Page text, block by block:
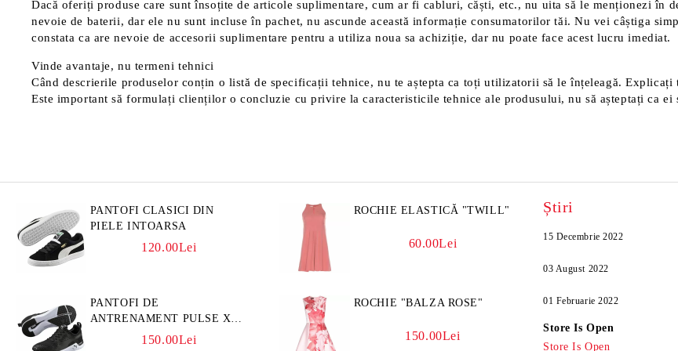
Dacă oferiți produse care sunt însoțite de articole suplimentare, cum ar fi cabluri, căști, etc., nu uita să le menționezi în
nevoie de baterii, dar ele nu sunt incluse în pachet, nu ascunde această informație consumatorilor tăi. Nu vei câștiga
constata ca are nevoie de accesorii suplimentare pentru a utiliza noua sa achiziție, dar nu poate face acest lucru imediat.
Vinde avantaje, nu termeni tehnici
Când descrierile produselor conțin o listă de specificații tehnice, nu te aștepta ca toți utilizatorii să le înțeleagă.
Este important să formulați clienților o concluzie cu privire la caracteristicile tehnice ale produsului, nu să așteptați ca ei
PANTOFI CLASICI DIN
PIELE INTOARSA
120.00Lei
PANTOFI DE
ANTRENAMENT PULSE XT
150.00Lei
ROCHIE ELASTICĂ "TWILL"
60.00Lei
ROCHIE "BALZA ROSE"
150.00Lei
Știri
15 Decembrie 2022
03 August 2022
01 Februarie 2022
Store Is Open
Store Is Open